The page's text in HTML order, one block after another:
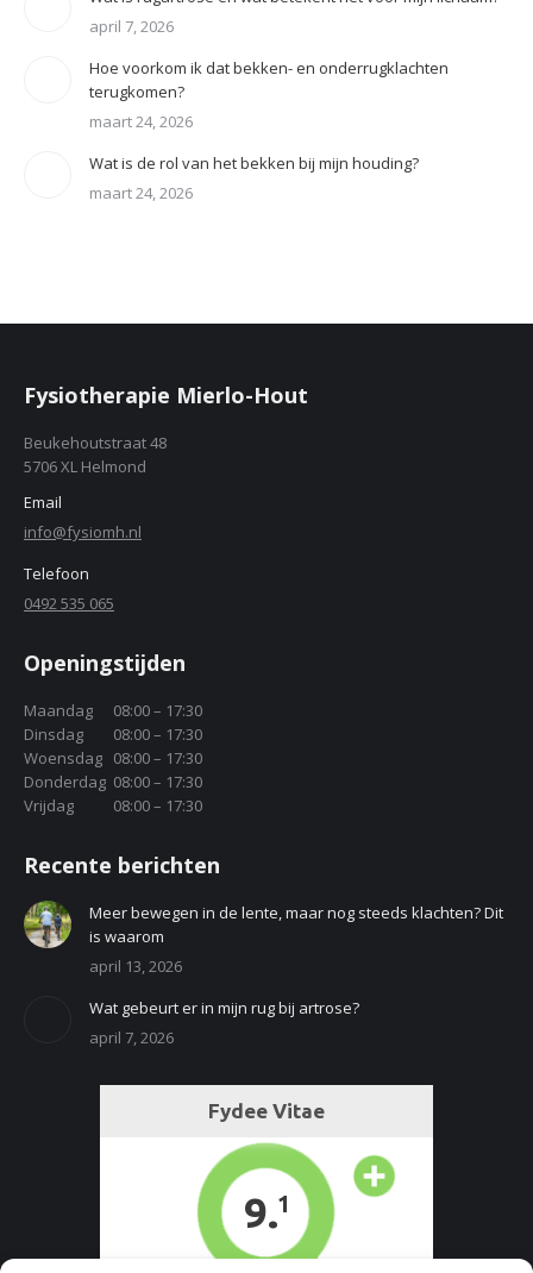
april 7, 2026
Hoe voorkom ik dat bekken- en onderrugklachten
terugkomen?
maart 24, 2026
Wat is de rol van het bekken bij mijn houding?
maart 24, 2026
Fysiotherapie Mierlo-Hout
Beukehoutstraat 48
5706 XL Helmond
Email
info@fysiomh.nl
Telefoon
0492 535 065
Openingstijden
Maandag
08:00 – 17:30
Dinsdag
08:00 – 17:30
Woensdag 08:00 – 17:30
Donderdag 08:00 – 17:30
Vrijdag
08:00 – 17:30
Recente berichten
Meer bewegen in de lente, maar nog steeds klachten? Dit
is waarom
april 13, 2026
Wat gebeurt er in mijn rug bij artrose?
april 7, 2026